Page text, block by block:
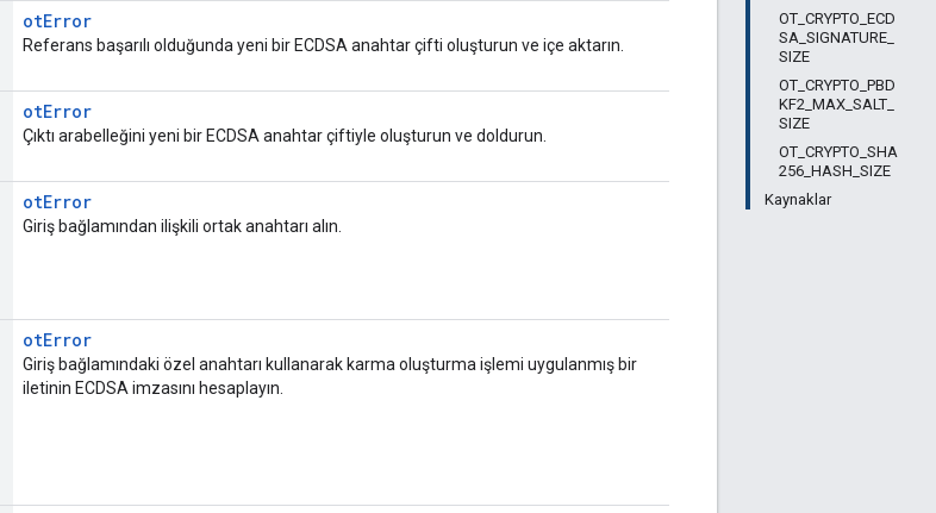
OT_CRYPTO_ECD
SA_SIGNATURE_
SIZE
OT_CRYPTO_PBD
KF2_MAX_SALT_
SIZE
OT_CRYPTO_SHA
256_HASH_SIZE
Kaynaklar
otError
Referans başarılı olduğunda yeni bir ECDSA anahtar çifti oluşturun ve içe aktarın.
otError
Çıktı arabelleğini yeni bir ECDSA anahtar çiftiyle oluşturun ve doldurun.
otError
Giriş bağlamından ilişkili ortak anahtarı alın.
otError
Giriş bağlamındaki özel anahtarı kullanarak karma oluşturma işlemi uygulanmış bir
iletinin ECDSA imzasını hesaplayın.